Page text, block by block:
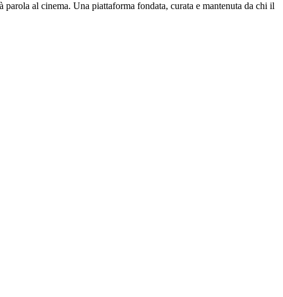
al cinema. Una piattaforma fondata, curata e mantenuta da chi il